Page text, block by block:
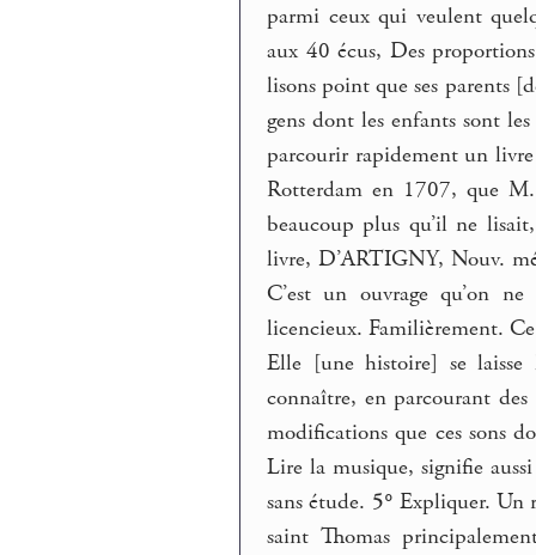
parmi ceux qui veulent
aux 40 écus, Des
lisons point que ses parents
gens dont les enfants sont
parcourir rapidement un
Rotterdam en 1707, que M.
beaucoup plus qu’il ne
livre, D’ARTIGNY, Nouv.
C’est un ouvrage qu’on
licencieux. Familièrement.
Elle [une histoire] se
connaître, en parcourant
modifications que ces sons
Lire la musique, signifie
sans étude. 5° Expliquer. Un
saint Thomas